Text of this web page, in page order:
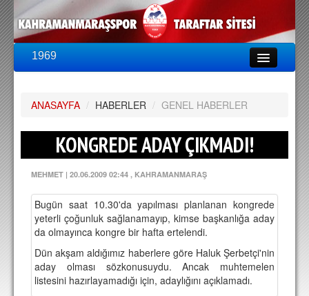
1969
PUAN DURUMU
FİKSTÜR
KADRO
A TAKIM KADROSU
TEKNİK KADRO
TRANSFERLER
TARAFTAR
BİLETLER
ANASAYFA / HABERLER / GENEL HABERLER
KONGREDE ADAY ÇIKMADI!
MEHMET | 20.06.2009 02:44 , KAHRAMANMARAŞ
Bugün saat 10.30'da yapılması planlanan kongrede
yeterli çoğunluk sağlanamayıp, kimse başkanlığa aday
da olmayınca kongre bir hafta ertelendi.
Dün akşam aldığımız haberlere göre Haluk Şerbetçi'nin
aday olması sözkonusuydu. Ancak muhtemelen
listesini hazırlayamadığı için, adaylığını açıklamadı.